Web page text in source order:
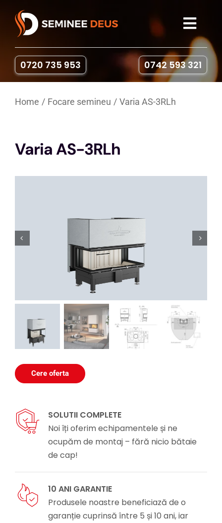
content
Accesorii
0720 735 953 0742 593 321
Home Focare semineu Varia AS-3RLh
Varia AS-3RLh
 
Cere oferta
SOLUTII COMPLETE
Noi îți oferim echipamentele și ne
ocupăm de montaj – fără nicio bătaie
de cap!
10 ANI GARANTIE
Produsele noastre beneficiază de o
garanție cuprinsă între 5 și 10 ani, iar